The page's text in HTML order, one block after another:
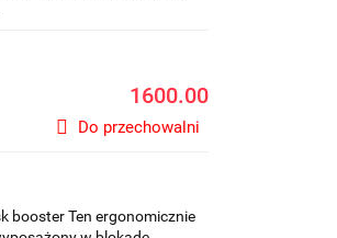
1600.00
Do przechowalni
booster Ten ergonomicznie